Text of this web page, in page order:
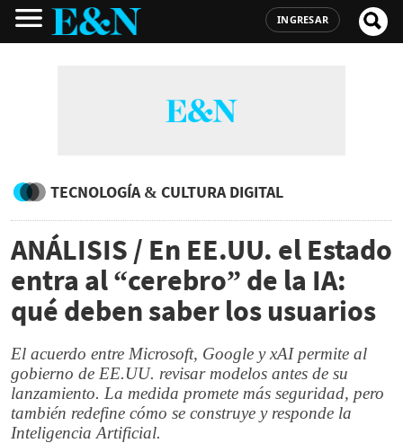
INGRESAR
TECNOLOGÍA & CULTURA DIGITAL
ANÁLISIS / En EE.UU. el Estado
entra al “cerebro” de la IA:
qué deben saber los usuarios
El acuerdo entre Microsoft, Google y xAI permite al
gobierno de EE.UU. revisar modelos antes de su
lanzamiento. La medida promete más seguridad, pero
también redefine cómo se construye y responde la
Inteligencia Artificial.